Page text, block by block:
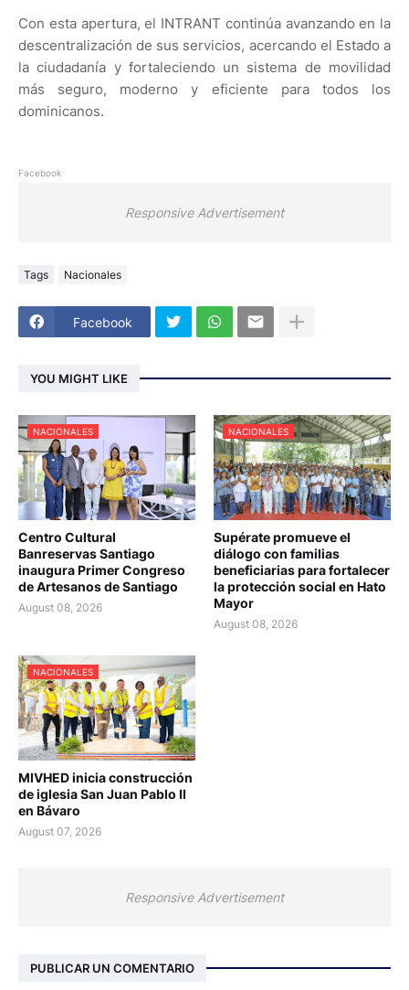
Con esta apertura, el INTRANT continúa avanzando en la
descentralización de sus servicios, acercando el Estado a
la ciudadanía y fortaleciendo un sistema de movilidad
más seguro, moderno y eficiente para todos los
dominicanos.
Facebook
Responsive Advertisement
Tags Nacionales
Facebook
YOU MIGHT LIKE
NACIONALES
Centro Cultural
Banreservas Santiago
inaugura Primer Congreso
de Artesanos de Santiago
August 08, 2026
NACIONALES
Supérate promueve el
diálogo con familias
beneficiarias para fortalecer
la protección social en Hato
Mayor
August 08, 2026
NACIONALES
MIVHED inicia construcción
de iglesia San Juan Pablo II
en Bávaro
August 07, 2026
Responsive Advertisement
PUBLICAR UN COMENTARIO